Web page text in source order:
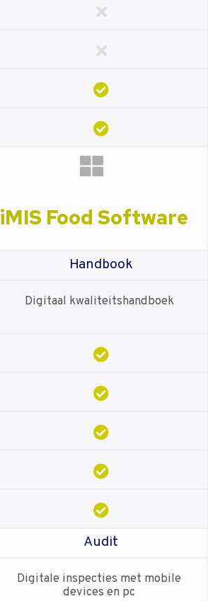
iMIS Food Software
Handbook
Digitaal kwaliteitshandboek
Audit
Digitale inspecties met mobile
devices en pc